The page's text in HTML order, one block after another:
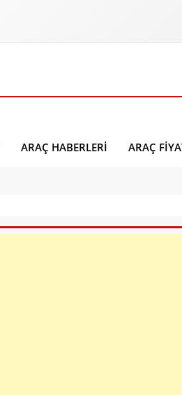
ARAÇ HABERLERI ARAÇ